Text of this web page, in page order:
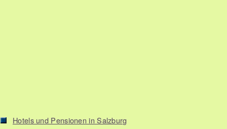
Hotels und Pensionen in Salzburg